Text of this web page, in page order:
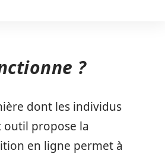
?
dont les individus
outil propose la
en ligne permet à